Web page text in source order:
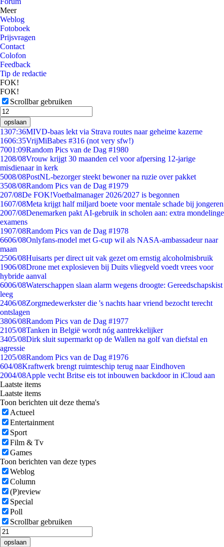
Meer
Weblog
Fotoboek
Prijsvragen
Contact
Colofon
Feedback
Tip de redactie
FOK!
FOK!
Scrollbar gebruiken
opslaan
1307:36MIVD-baas lekt via Strava routes naar geheime kazerne
1606:35VrijMiBabes #316 (not very sfw!)
7001:09Random Pics van de Dag #1980
1208/08Vrouw krijgt 30 maanden cel voor afpersing 12-jarige
misdienaar in kerk
5008/08PostNL-bezorger steekt bewoner na ruzie over pakket
3508/08Random Pics van de Dag #1979
207/08De FOK!Voetbalmanager 2026/2027 is begonnen
1607/08Meta krijgt half miljard boete voor mentale schade bij jongeren
2007/08Denemarken pakt AI-gebruik in scholen aan: extra mondelinge
examens
1907/08Random Pics van de Dag #1978
6606/08Onlyfans-model met G-cup wil als NASA-ambassadeur naar
maan
2506/08Huisarts per direct uit vak gezet om ernstig alcoholmisbruik
1906/08Drone met explosieven bij Duits vliegveld voedt vrees voor
hybride aanval
6006/08Waterschappen slaan alarm wegens droogte: Gereedschapskist
leeg
2406/08Zorgmedewerkster die 's nachts haar vriend bezocht terecht
ontslagen
3806/08Random Pics van de Dag #1977
2105/08Tanken in België wordt nóg aantrekkelijker
3405/08Dirk sluit supermarkt op de Wallen na golf van diefstal en
agressie
1205/08Random Pics van de Dag #1976
604/08Kraftwerk brengt ruimteschip terug naar Eindhoven
2004/08Apple vecht Britse eis tot inbouwen backdoor in iCloud aan
Laatste items
Laatste items
Toon berichten uit deze thema's
Actueel
Entertainment
Sport
Film & Tv
Games
Toon berichten van deze types
Weblog
Column
(P)review
Special
Poll
Scrollbar gebruiken
opslaan